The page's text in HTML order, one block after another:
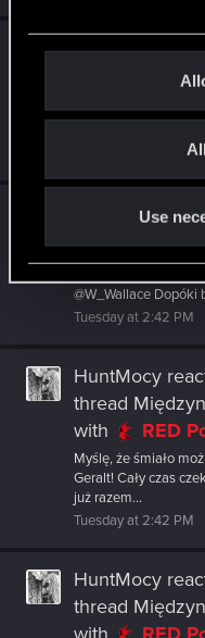
Use
HuntMocy
Tuesday at 2:42 PM
HuntMocy
with
RED
@W_Wallace Dopóki
Tuesday at 2:42 PM
HuntMocy
thread
with
RED
Myślę, że śmiało
Geralt! Cały czas
już razem...
Tuesday at 2:42 PM
HuntMocy
thread